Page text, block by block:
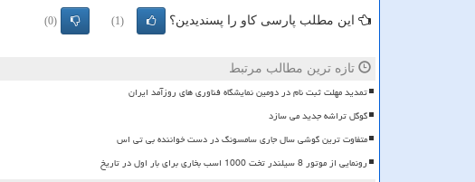
این مطلب پارسی کاو را پسندیدین؟ (1)
(0)
تازه ترین مطالب مرتبط
تمدید مهلت ثبت نام در دومین نمایشگاه فناوری های روزآمد ایران
گوگل تراشه جدید می سازد
متفاوت ترین گوشی سال جاری سامسونگ در دست خواننده بی تی اس
رونمایی از موتور 8 سیلندر تخت 1000 اسب بخاری برای بار اول در تاریخ